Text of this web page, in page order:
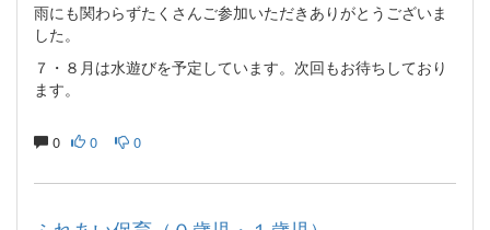
雨にも関わらずたくさんご参加いただきありがとうございま
した。
７・８月は水遊びを予定しています。次回もお待ちしており
ます。
0 0 0